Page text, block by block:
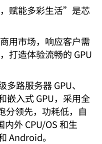
赋能多彩生活”是芯
用市场，响应客户需
打造体验流畅的 GPU
路服务器 GPU、
嵌入式 GPU，采用全
分领先，功耗低，自
外 CPU/OS 和生
Android。